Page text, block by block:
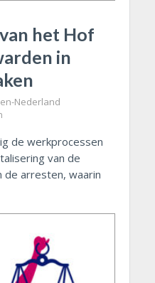
het Hof
in
Nederland
de werkprocessen
van de
de arresten, waarin